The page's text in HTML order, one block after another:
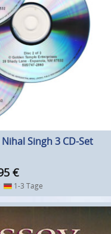
Singh 3 CD-Set
€
1-3 Tage